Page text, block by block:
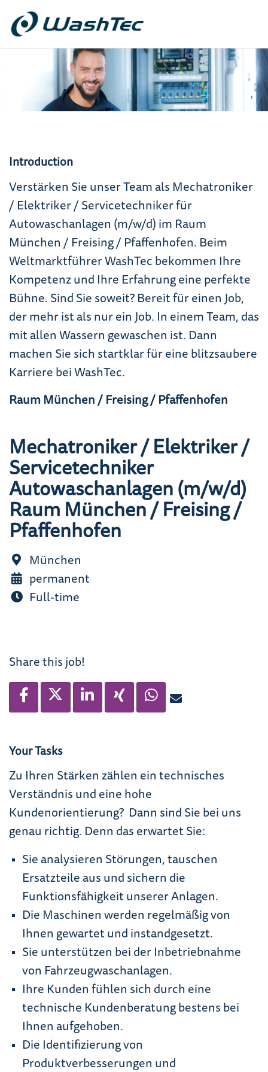
Mechatroniker / Elektriker /
Servicetechniker
Autowaschanlagen (m/w/d)
Raum München / Freising /
Pfaffenhofen
München
permanent
Full-time
Share this job!
Introduction
Verstärken Sie unser Team als Mechatroniker
/ Elektriker / Servicetechniker für
Autowaschanlagen (m/w/d) im Raum
München / Freising / Pfaffenhofen. Beim
Weltmarktführer WashTec bekommen Ihre
Kompetenz und Ihre Erfahrung eine perfekte
Bühne. Sind Sie soweit? Bereit für einen Job,
der mehr ist als nur ein Job. In einem Team, das
mit allen Wassern gewaschen ist. Dann
machen Sie sich startklar für eine blitzsaubere
Karriere bei WashTec.
Raum München / Freising / Pfaffenhofen
Your Tasks
Zu Ihren Stärken zählen ein technisches
Verständnis und eine hohe
Kundenorientierung? Dann sind Sie bei uns
genau richtig. Denn das erwartet Sie:
Sie analysieren Störungen, tauschen
Ersatzteile aus und sichern die
Funktionsfähigkeit unserer Anlagen.
Die Maschinen werden regelmäßig von
Ihnen gewartet und instandgesetzt.
Sie unterstützen bei der Inbetriebnahme
von Fahrzeugwaschanlagen.
Ihre Kunden fühlen sich durch eine
technische Kundenberatung bestens bei
Ihnen aufgehoben.
Die Identifizierung von
Produktverbesserungen und